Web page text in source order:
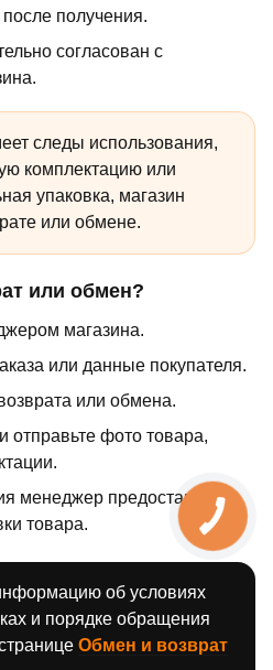
получения.
согласован с
следы использования,
комплектацию или
упаковка, магазин
или обмене.
или обмен?
магазина.
или данные покупателя.
или обмена.
отправьте фото товара,
менеджер предоставит
товара.
об условиях
и порядке обращения
Обмен и возврат